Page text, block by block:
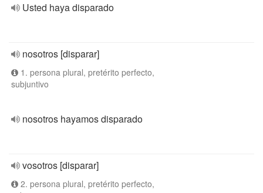
Usted haya disparado
nosotros [disparar]
1. persona plural, pretérito perfecto,
subjuntivo
nosotros hayamos disparado
vosotros [disparar]
2. persona plural, pretérito perfecto,